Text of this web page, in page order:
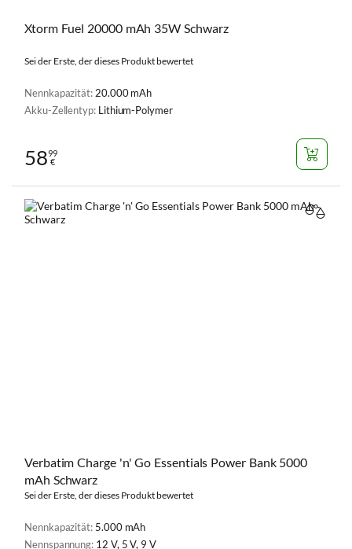
Xtorm Fuel 20000 mAh 35W Schwarz
Sei der Erste, der dieses Produkt bewertet
Nennkapazität: 20.000 mAh
Akku-Zellentyp: Lithium-Polymer
5899
€
Verbatim Charge 'n' Go Essentials Power Bank 5000
mAh Schwarz
Sei der Erste, der dieses Produkt bewertet
Nennkapazität: 5.000 mAh
Nennspannung: 12 V, 5 V, 9 V